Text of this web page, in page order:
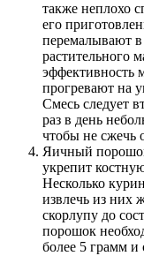
также неплохо
его
перемалывают
растительного
эффективность
прогревают на
Смесь следует
раз в день
чтобы не
Яичный
укрепит
Несколько
извлечь из них
скорлупу до
порошок
более 5 грамм и